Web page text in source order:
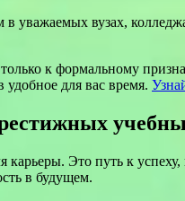
в уважаемых вузах,
к формальному
удобное для вас время.
Это путь к
в будущем.